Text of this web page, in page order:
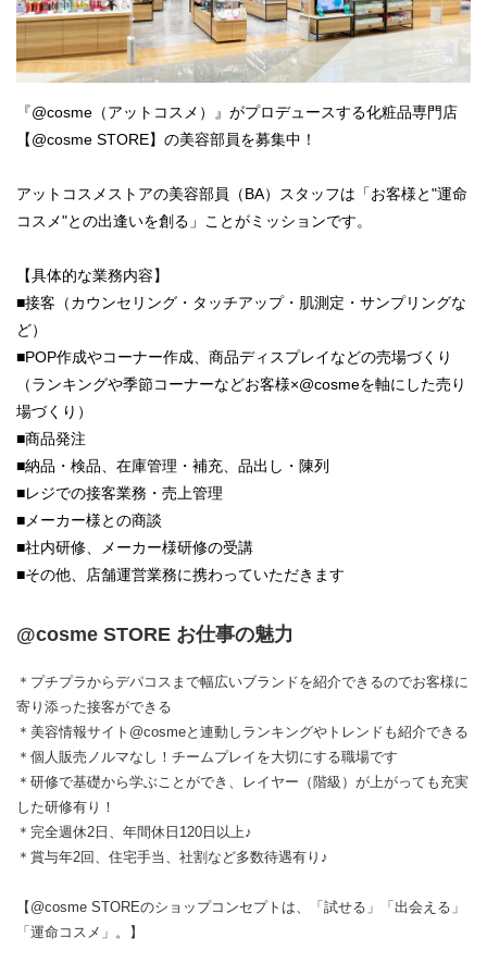
『@cosme（アットコスメ）』がプロデュースする化粧品専門店
【@cosme STORE】の美容部員を募集中！
アットコスメストアの美容部員（BA）スタッフは「お客様と"運命
コスメ"との出逢いを創る」ことがミッションです。
【具体的な業務内容】
■接客（カウンセリング・タッチアップ・肌測定・サンプリングな
ど）
■POP作成やコーナー作成、商品ディスプレイなどの売場づくり
（ランキングや季節コーナーなどお客様×@cosmeを軸にした売り
場づくり）
■商品発注
■納品・検品、在庫管理・補充、品出し・陳列
■レジでの接客業務・売上管理
■メーカー様との商談
■社内研修、メーカー様研修の受講
■その他、店舗運営業務に携わっていただきます
@cosme STORE お仕事の魅力
＊プチプラからデパコスまで幅広いブランドを紹介できるのでお客様に
寄り添った接客ができる
＊美容情報サイト@cosmeと連動しランキングやトレンドも紹介できる
＊個人販売ノルマなし！チームプレイを大切にする職場です
＊研修で基礎から学ぶことができ、レイヤー（階級）が上がっても充実
した研修有り！
＊完全週休2日、年間休日120日以上♪
＊賞与年2回、住宅手当、社割など多数待遇有り♪
【@cosme STOREのショップコンセプトは、「試せる」「出会える」
「運命コスメ」。】